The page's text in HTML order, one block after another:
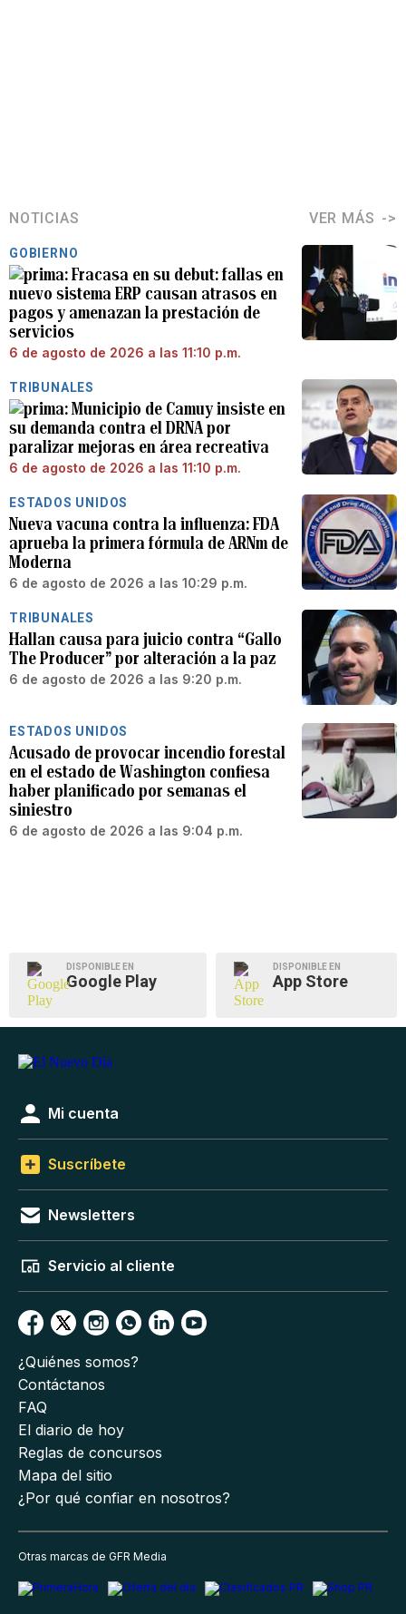
NOTICIAS VER MÁS
GOBIERNO
Fracasa en su debut: fallas en
nuevo sistema ERP causan atrasos en
pagos y amenazan la prestación de
servicios
6 de agosto de 2026 a las 11:10 p.m.
TRIBUNALES
Municipio de Camuy insiste en
su demanda contra el DRNA por
paralizar mejoras en área recreativa
6 de agosto de 2026 a las 11:10 p.m.
ESTADOS UNIDOS
Nueva vacuna contra la influenza: FDA
aprueba la primera fórmula de ARNm de
Moderna
6 de agosto de 2026 a las 10:29 p.m.
TRIBUNALES
Hallan causa para juicio contra “Gallo
The Producer” por alteración a la paz
6 de agosto de 2026 a las 9:20 p.m.
ESTADOS UNIDOS
Acusado de provocar incendio forestal
en el estado de Washington confiesa
haber planificado por semanas el
siniestro
6 de agosto de 2026 a las 9:04 p.m.
DISPONIBLE EN
Google Play
DISPONIBLE EN
App Store
Mi cuenta
Suscríbete
Newsletters
Servicio al cliente
¿Quiénes somos?
Contáctanos
FAQ
El diario de hoy
Reglas de concursos
Mapa del sitio
¿Por qué confiar en nosotros?
Otras marcas de GFR Media